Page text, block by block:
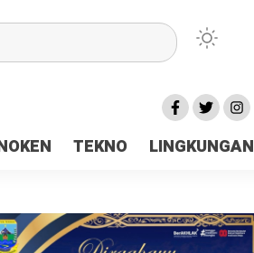
TEKNO LINGKUNGAN
Ceria Tanah Papua
Daerah Rp23 Miliar Disorot